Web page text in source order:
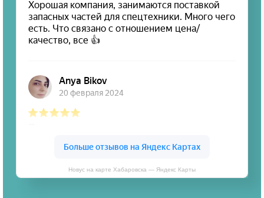
Новус на карте Хабаровска — Яндекс Карты